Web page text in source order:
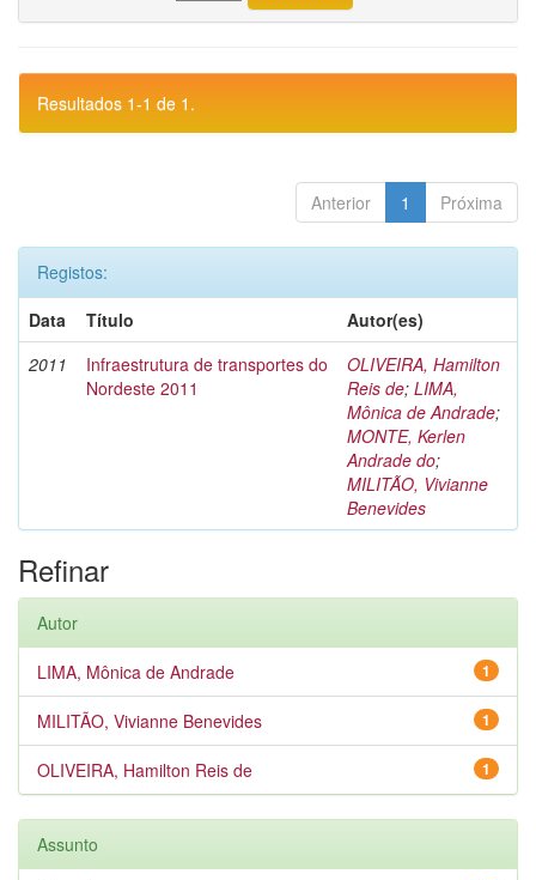
Resultados 1-1 de 1.
Anterior 1 Próxima
Registos:
Data
Título
Autor(es)
2011
Infraestrutura de transportes do
Nordeste 2011
OLIVEIRA, Hamilton
Reis de; LIMA,
Mônica de Andrade;
MONTE, Kerlen
Andrade do;
MILITÃO, Vivianne
Benevides
Refinar
Autor
1
LIMA, Mônica de Andrade
1
MILITÃO, Vivianne Benevides
1
OLIVEIRA, Hamilton Reis de
Assunto